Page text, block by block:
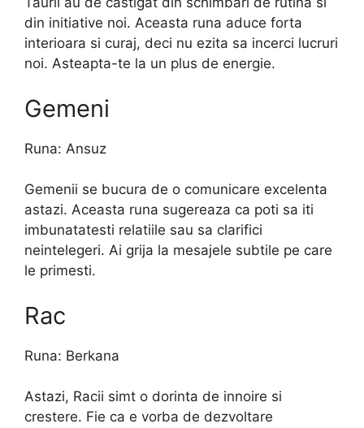
din initiative noi. Aceasta runa aduce forta
interioara si curaj, deci nu ezita sa incerci lucruri
noi. Asteapta-te la un plus de energie.
Gemeni
Runa: Ansuz
Gemenii se bucura de o comunicare excelenta
astazi. Aceasta runa sugereaza ca poti sa iti
imbunatatesti relatiile sau sa clarifici
neintelegeri. Ai grija la mesajele subtile pe care
le primesti.
Rac
Runa: Berkana
Astazi, Racii simt o dorinta de innoire si
crestere. Fie ca e vorba de dezvoltare